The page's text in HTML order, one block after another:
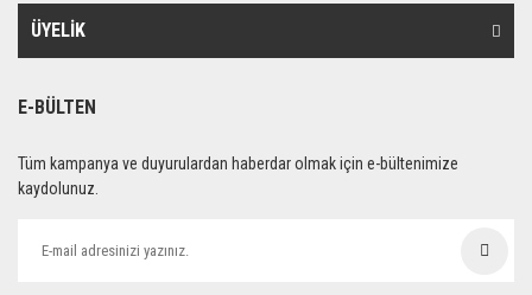
ÜYELİK
E-BÜLTEN
Tüm kampanya ve duyurulardan haberdar olmak için e-bültenimize
kaydolunuz.